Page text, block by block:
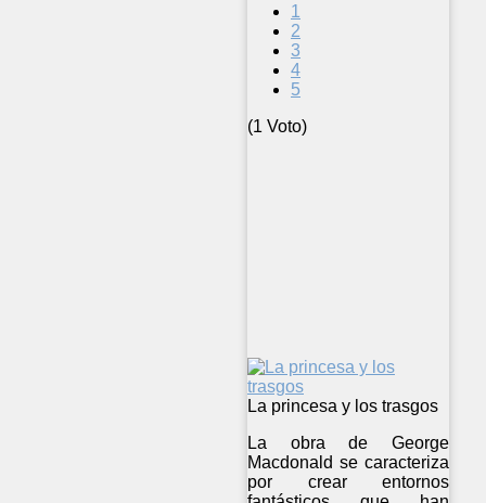
1
2
3
4
5
(1 Voto)
La princesa y los trasgos
La obra de George
Macdonald se caracteriza
por crear entornos